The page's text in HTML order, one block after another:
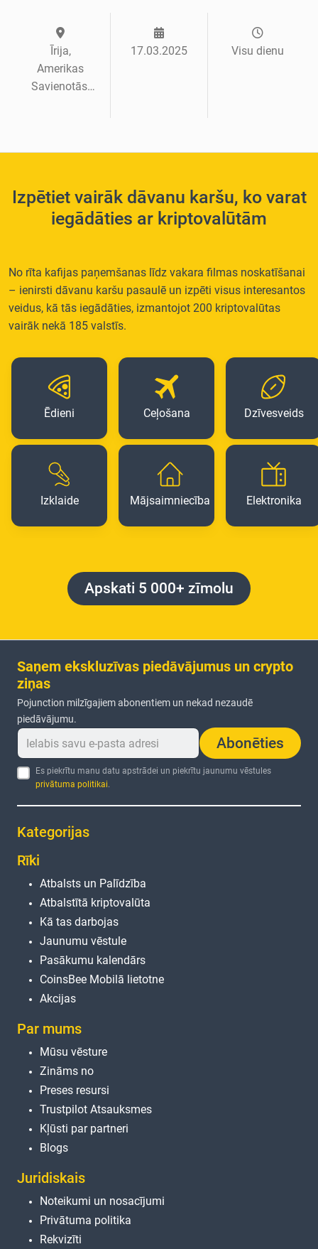
Īrija,
Amerikas
Savienotās…
17.03.2025 Visu dienu
Izpētiet vairāk dāvanu karšu, ko varat
iegādāties ar kriptovalūtām
No rīta kafijas paņemšanas līdz vakara filmas noskatīšanai
– ienirsti dāvanu karšu pasaulē un izpēti visus interesantos
veidus, kā tās iegādāties, izmantojot 200 kriptovalūtas
vairāk nekā 185 valstīs.
Ēdieni Ceļošana Dzīvesveids
Izklaide Mājsaimniecība Elektronika
Apskati 5 000+ zīmolu
Saņem ekskluzīvas piedāvājumus un crypto
ziņas
Pojunction milzīgajiem abonentiem un nekad nezaudē
piedāvājumu.
Abonēties
Es piekrītu manu datu apstrādei un piekrītu jaunumu vēstules
privātuma politikai.
Kategorijas
Rīki
Atbalsts un Palīdzība
Atbalstītā kriptovalūta
Kā tas darbojas
Jaunumu vēstule
Pasākumu kalendārs
CoinsBee Mobilā lietotne
Akcijas
Par mums
Mūsu vēsture
Zināms no
Preses resursi
Trustpilot Atsauksmes
Kļūsti par partneri
Blogs
Juridiskais
Noteikumi un nosacījumi
Privātuma politika
Rekvizīti